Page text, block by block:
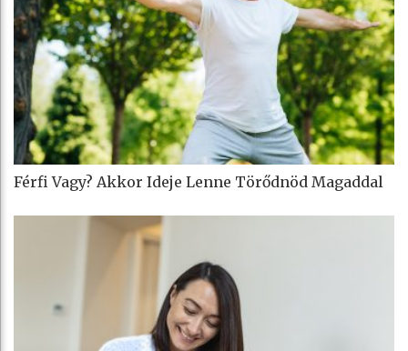
Férfi Vagy? Akkor Ideje Lenne Törődnöd Magaddal